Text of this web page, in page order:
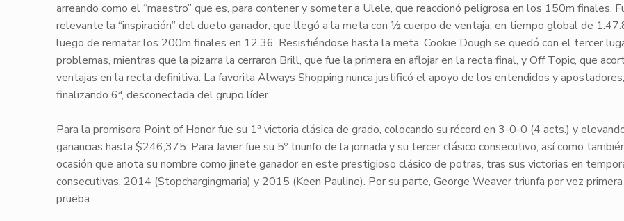
arreando como el “maestro” que es, para contener y someter a Ulele, que reaccionó peligrosa en los 150m finales.
relevante la “inspiración” del dueto ganador, que llegó a la meta con ½ cuerpo de ventaja, en tiempo global de
luego de rematar los 200m finales en 12.36. Resistiéndose hasta la meta, Cookie Dough se quedó con el tercer
problemas, mientras que la pizarra la cerraron Brill, que fue la primera en aflojar en la recta final, yOff Topic, que
ventajas en la recta definitiva. La favorita Always Shopping nunca justificó el apoyo de los entendidos y apostadores,
finalizando 6ª, desconectada del grupo líder.
Para la promisora Point of Honorfue su 1ª victoria clásica de grado, colocando su récord en 3-0-0 (4 acts.) y
ganancias hasta $246,375. Para Javierfue su 5º triunfo de la jornada y su tercer clásico consecutivo, así como
ocasión que anota su nombre como jinete ganador en este prestigioso clásico de potras, tras sus victorias en
consecutivas, 2014 (Stopchargingmaria) y 2015 (Keen Pauline). Por su parte, George Weavertriunfa por vez
prueba.